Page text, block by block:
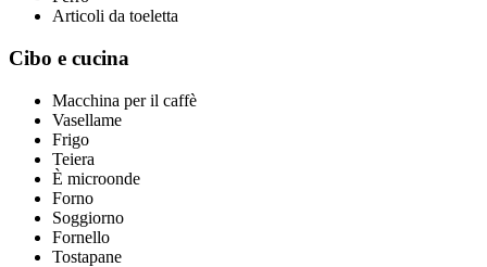
Articoli da toeletta
Cibo e cucina
Macchina per il caffè
Vasellame
Frigo
Teiera
È microonde
Forno
Soggiorno
Fornello
Tostapane